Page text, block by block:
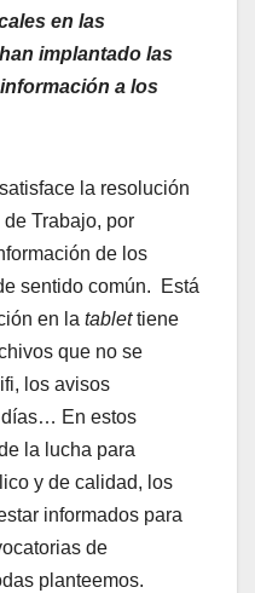
en las
implantado las
a los
la resolución
Trabajo, por
de los
sentido común. Está
en la tablettiene
que no se
los avisos
días… En estos
la lucha para
y de calidad, los
informados para
de
planteemos.